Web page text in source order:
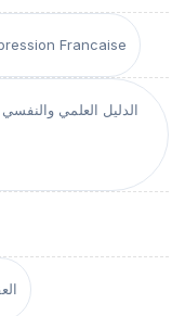
Francaise
الدليل العلمي والنفسي